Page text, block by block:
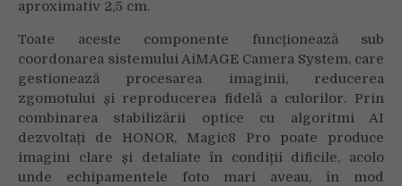
aproximativ 2,5 cm.
Toate aceste componente funcționează sub
coordonarea sistemului AiMAGE Camera System, care
gestionează procesarea imaginii, reducerea
zgomotului și reproducerea fidelă a culorilor. Prin
combinarea stabilizării optice cu algoritmi AI
dezvoltați de HONOR, Magic8 Pro poate produce
imagini clare și detaliate în condiții dificile, acolo
unde echipamentele foto mari aveau, în mod